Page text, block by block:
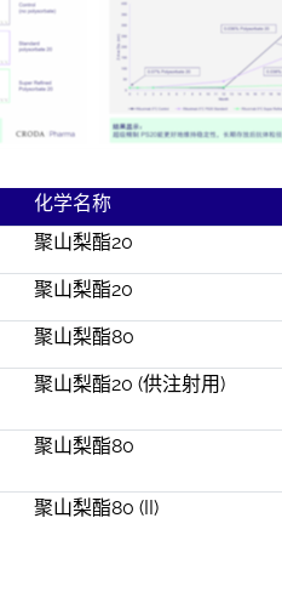
化学名称
聚山梨酯20
聚山梨酯20
聚山梨酯80
聚山梨酯20 (供注射用)
聚山梨酯80
聚山梨酯80 (II)